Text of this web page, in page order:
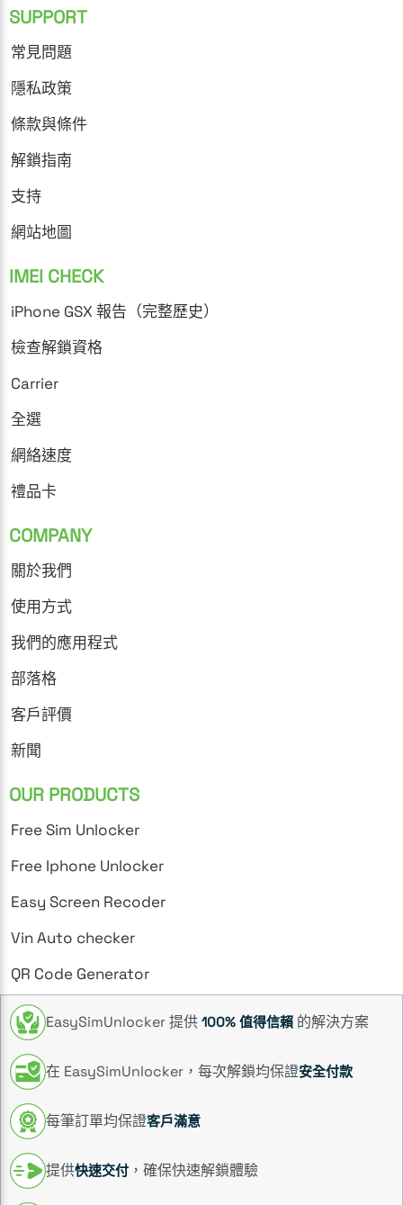
SUPPORT
常見問題
隱私政策
條款與條件
解鎖指南
支持
網站地圖
IMEI CHECK
iPhone GSX 報告（完整歷史）
檢查解鎖資格
Carrier
全選
網絡速度
禮品卡
COMPANY
關於我們
使用方式
我們的應用程式
部落格
客戶評價
新聞
OUR PRODUCTS
Free Sim Unlocker
Free Iphone Unlocker
Easy Screen Recoder
Vin Auto checker
QR Code Generator
EasySimUnlocker 提供 100% 值得信賴 的解決方案
在 EasySimUnlocker，每次解鎖均保證安全付款
每筆訂單均保證客戶滿意
提供快速交付 ，確保快速解鎖體驗